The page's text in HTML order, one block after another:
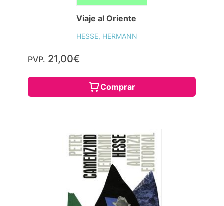
Viaje al Oriente
HESSE, HERMANN
PVP. 21,00€
Comprar